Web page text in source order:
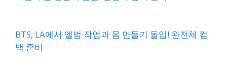
BTS, LA에서 앨범 작업과 몸 만들기 돌입! 완전체 컴
백 준비